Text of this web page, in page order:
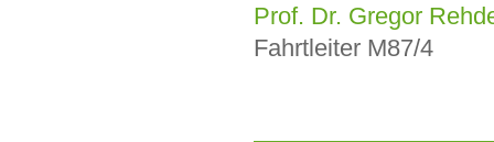
Prof. Dr. Gregor
Fahrtleiter M87/4